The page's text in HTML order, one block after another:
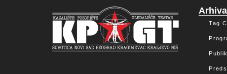
Arhiva
Tag